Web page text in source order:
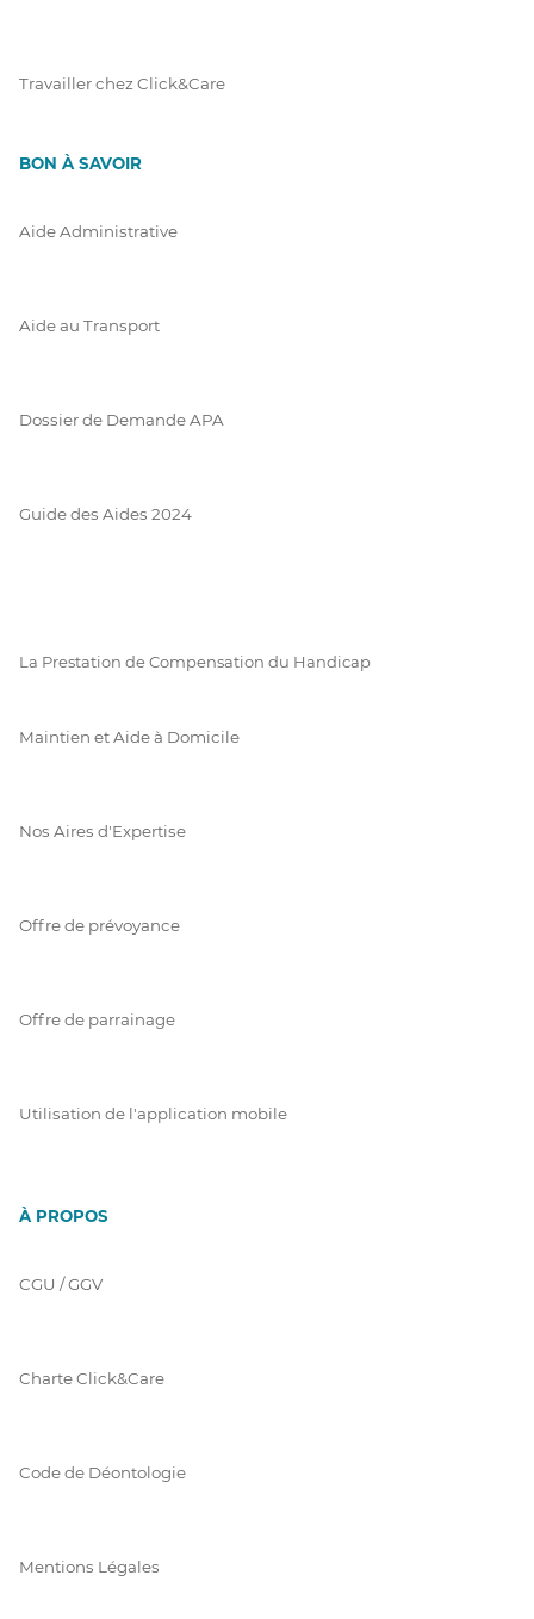
Travailler chez Click&Care
BON À SAVOIR
Aide Administrative
Aide au Transport
Dossier de Demande APA
Guide des Aides 2024
La Prestation de Compensation du Handicap
Maintien et Aide à Domicile
Nos Aires d'Expertise
Offre de prévoyance
Offre de parrainage
Utilisation de l'application mobile
À PROPOS
CGU / GGV
Charte Click&Care
Code de Déontologie
Mentions Légales